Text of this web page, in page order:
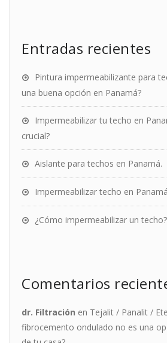
Entradas recientes
Pintura impermeabilizante para
una buena opción en Panamá?
Impermeabilizar tu techo en
crucial?
Aislante para techos en Panamá.
Impermeabilizar techo en
¿Cómo impermeabilizar un techo?
Comentarios
dr. Filtración en Tejalit / Panalit /
fibrocemento ondulado no es una